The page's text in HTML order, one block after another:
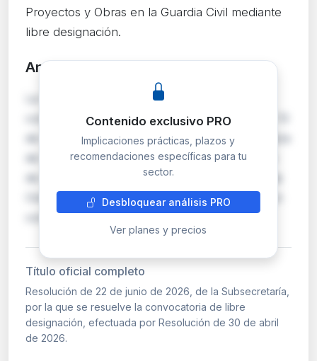
Proyectos y Obras en la Guardia Civil mediante
libre designación.
Análisis detallado
La Subsecretaría del Interior resuelve la
convocatoria de libre designación publicada el 13
de mayo de 2026 para cubrir el puesto de Jefe/a
de Servicio de Proyectos y Obras en el Mando
de Apoyo de la Dirección General de la Guardia
Civil. El puesto adjudicado es de nivel 26 con un
complemento específico de 13.829,34 eu…
Contenido exclusivo PRO
Implicaciones prácticas, plazos y
recomendaciones específicas para tu
sector.
Desbloquear análisis PRO
Ver planes y precios
Título oficial completo
Resolución de 22 de junio de 2026, de la Subsecretaría,
por la que se resuelve la convocatoria de libre
designación, efectuada por Resolución de 30 de abril
de 2026.